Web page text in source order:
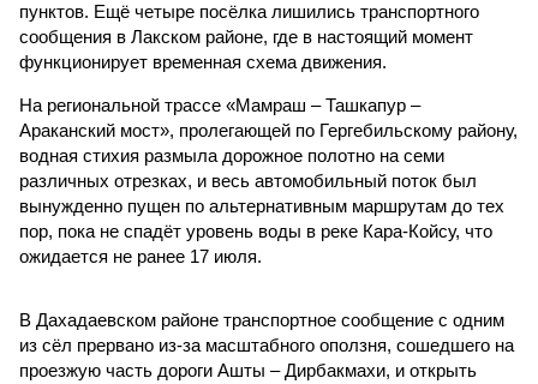
пунктов. Ещё четыре посёлка лишились транспортного
сообщения в Лакском районе, где в настоящий момент
функционирует временная схема движения.
На региональной трассе «Мамраш – Ташкапур –
Араканский мост», пролегающей по Гергебильскому району,
водная стихия размыла дорожное полотно на семи
различных отрезках, и весь автомобильный поток был
вынужденно пущен по альтернативным маршрутам до тех
пор, пока не спадёт уровень воды в реке Кара-Койсу, что
ожидается не ранее 17 июля.
В Дахадаевском районе транспортное сообщение с одним
из сёл прервано из-за масштабного оползня, сошедшего на
проезжую часть дороги Ашты – Дирбакмахи, и открыть